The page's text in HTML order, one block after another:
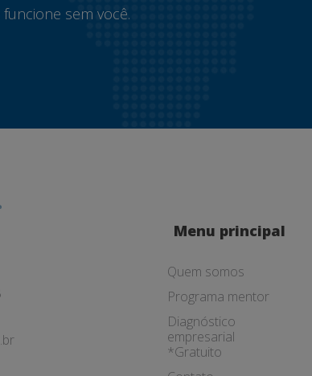
sem você.
Menu principal
Quem somos
Programa mentor
Diagnóstico
empresarial
*Gratuito